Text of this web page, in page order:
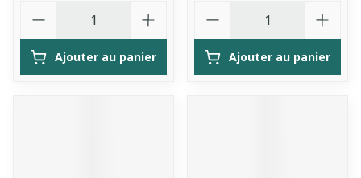
Ajouter au panier Ajouter au panier